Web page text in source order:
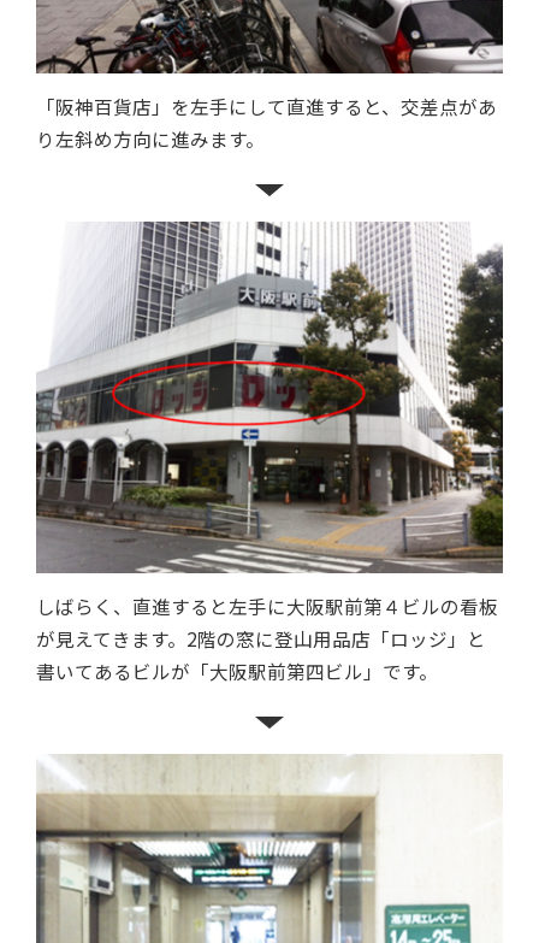
「阪神百貨店」を左手にして直進すると、交差点があ
り左斜め方向に進みます。
しばらく、直進すると左手に大阪駅前第４ビルの看板
が見えてきます。2階の窓に登山用品店「ロッジ」と
書いてあるビルが「大阪駅前第四ビル」です。